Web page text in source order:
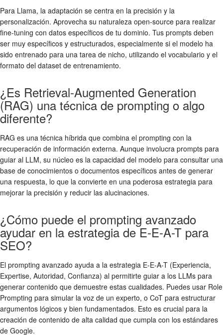
Para Llama, la adaptación se centra en la precisión y la
personalización. Aprovecha su naturaleza open-source para realizar
fine-tuning con datos específicos de tu dominio. Tus prompts deben
ser muy específicos y estructurados, especialmente si el modelo ha
sido entrenado para una tarea de nicho, utilizando el vocabulario y el
formato del dataset de entrenamiento.
¿Es Retrieval-Augmented Generation
(RAG) una técnica de prompting o algo
diferente?
RAG es una técnica híbrida que combina el prompting con la
recuperación de información externa. Aunque involucra prompts para
guiar al LLM, su núcleo es la capacidad del modelo para consultar una
base de conocimientos o documentos específicos antes de generar
una respuesta, lo que la convierte en una poderosa estrategia para
mejorar la precisión y reducir las alucinaciones.
¿Cómo puede el prompting avanzado
ayudar en la estrategia de E-E-A-T para
SEO?
El prompting avanzado ayuda a la estrategia E-E-A-T (Experiencia,
Expertise, Autoridad, Confianza) al permitirte guiar a los LLMs para
generar contenido que demuestre estas cualidades. Puedes usar Role
Prompting para simular la voz de un experto, o CoT para estructurar
argumentos lógicos y bien fundamentados. Esto es crucial para la
creación de contenido de alta calidad que cumpla con los estándares
de Google.